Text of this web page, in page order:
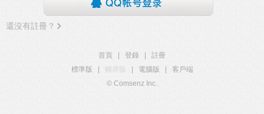
還沒有註冊？
首頁 登錄
註冊
標準版
觸屏版 電腦版
客戶端
© Comsenz Inc.